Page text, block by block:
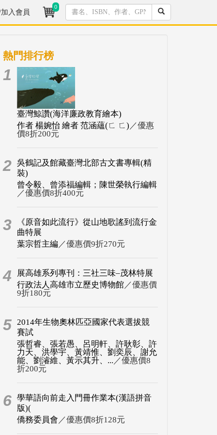
入會員
0
熱門排行榜
1
臺灣鯨讚(海洋廉政教育繪本)
作者 楊婉怡 繪者 范涵蘊(ㄈ ㄈ) ／優惠
價8折200元
2 吳鶴記及館藏臺灣北部古文書專輯(精
裝)
曾令毅、曾添福編輯；陳世榮執行編輯
／優惠價8折400元
3
《原音如此流行》從山地歌謠到流行金
曲特展
葉宗哲主編 ／優惠價9折270元
4
展高雄系列專刊：三社三味–茂林特展
行政法人高雄市立歷史博物館／優惠價
9折180元
5 2014年生物奧林匹亞國家代表選拔競
賽試
張哲睿、張若愚、呂明軒、許耿彰、許
力天、洪學宇、黃靖惟、劉奕辰、謝允
能、劉濬維、黃示其升、... ／優惠價8
折200元
6 學華語向前走入門冊作業本(漢語拼音
版)(
僑務委員會 ／優惠價8折128元